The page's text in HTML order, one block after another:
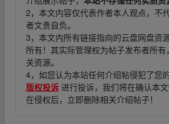
2，本文内容仅代表作者本人观点，不
者文责自负。
3，本文内所有链接指向的云盘网盘资
所有！其实际管理权为帖子发布者所
关资源。
4，如您认为本站任何介绍帖侵犯了您
版权投诉 进行投诉，我们将在确认本
在侵权后，立即删除相关介绍帖子！